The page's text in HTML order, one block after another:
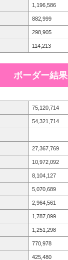
1,196,586
882,999
298,905
114,213
ボーダー結果
75,120,714
54,321,714
27,367,769
10,972,092
8,104,127
5,070,689
2,964,561
1,787,099
1,251,298
770,978
425,480